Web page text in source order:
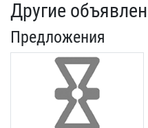
Другие
Предложения